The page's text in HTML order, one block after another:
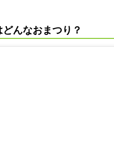
どんなおまつり？